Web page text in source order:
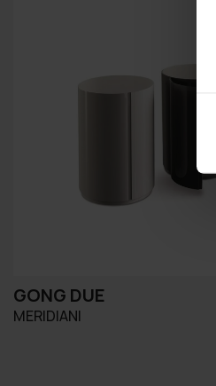
GONG DUE
MERIDIANI